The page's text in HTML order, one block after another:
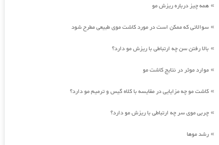
» همه چیز درباره ریزش مو
» سوالاتی که ممکن است در مورد کاشت موی طبیعی مطرح شود
» بالا رفتن سن چه ارتباطی با ریزش مو دارد؟
» موارد موثر در نتایج کاشت مو
» کاشت مو چه مزایایی در مقایسه با کلاه گیس و ترمیم مو دارد؟
» چربی موی سر چه ارتباطی با ریزش مو دارد؟
» رشد موها